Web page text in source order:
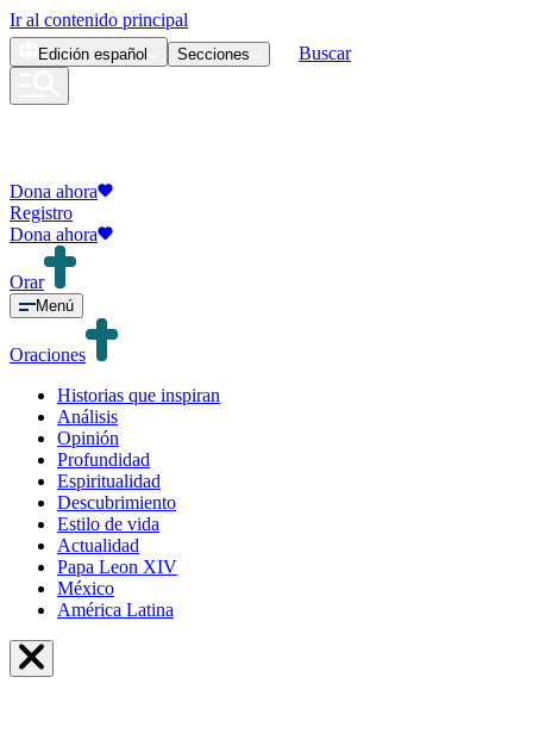
Ir al contenido principal
Edición español Secciones Buscar
Dona ahora
Registro
Dona ahora
Orar
Menú
Oraciones
Historias que inspiran
Análisis
Opinión
Profundidad
Espiritualidad
Descubrimiento
Estilo de vida
Actualidad
Papa Leon XIV
México
América Latina